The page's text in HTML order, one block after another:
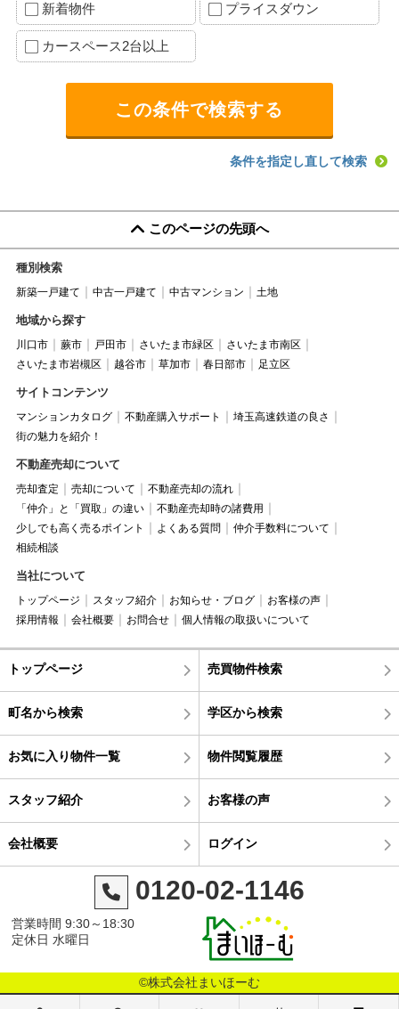
新着物件 プライスダウン
カースペース2台以上
条件を指定し直して検索
このページの先頭へ
種別検索
新築一戸建て 中古一戸建て 中古マンション 土地
地域から探す
川口市 蕨市 戸田市 さいたま市緑区
さいたま市南区
さいたま市岩槻区
越谷市 草加市 春日部市 足立区
サイトコンテンツ
マンションカタログ 不動産購入サポート
埼玉高速鉄道の良さ
街の魅力を紹介！
不動産売却について
売却査定 売却について
不動産売却の流れ
「仲介」と「買取」の違い
不動産売却時の諸費用
少しでも高く売るポイント
よくある質問
仲介手数料について
相続相談
当社について
トップページ スタッフ紹介 お知らせ・ブログ
お客様の声
採用情報
会社概要 お問合せ 個人情報の取扱いについて
トップページ 売買物件検索
町名から検索 学区から検索
お気に入り物件一覧 物件閲覧履歴
スタッフ紹介 お客様の声
会社概要 ログイン
0120-02-1146
営業時間 9:30～18:30
定休日 水曜日
©株式会社まいほーむ